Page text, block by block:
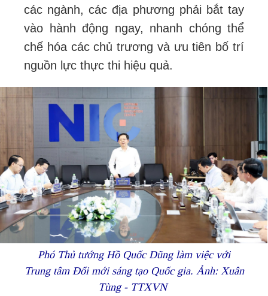
các ngành, các địa phương phải bắt tay
vào hành động ngay, nhanh chóng thể
chế hóa các chủ trương và ưu tiên bố trí
nguồn lực thực thi hiệu quả.
Phó Thủ tướng Hồ Quốc Dũng làm việc với
Trung tâm Đổi mới sáng tạo Quốc gia. Ảnh: Xuân
Tùng - TTXVN